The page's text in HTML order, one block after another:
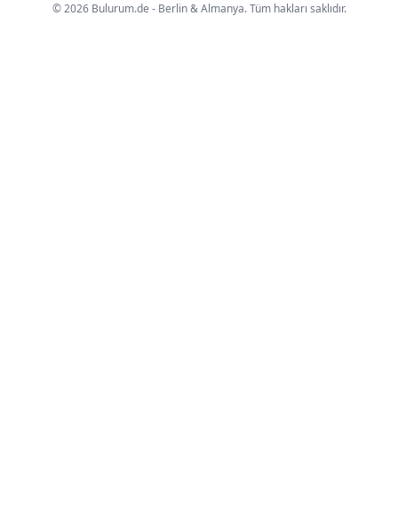
© 2026 Bulurum.de - Berlin & Almanya. Tüm hakları saklıdır.